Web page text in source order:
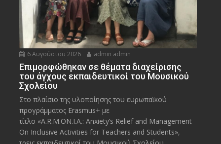
6 Αυγούστου 2026 admin admin
Eπιμορφώθηκαν σε θέματα διαχείρισης
του άγχους εκπαιδευτικοί του Μουσικού
Σχολείου
Στο πλαίσιο της υλοποίησης του ευρωπαϊκού
προγράμματος Erasmus+ με
τίτλο «A.R.M.ON.I.A.: Anxiety’s Relief and Management
On Inclusive Activities for Teachers and Students»,